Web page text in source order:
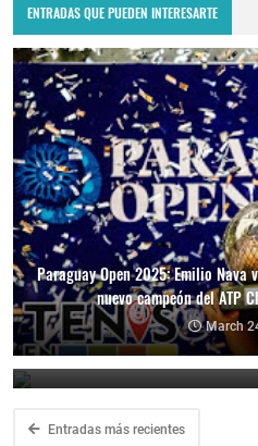
ENTRADAS QUE PUEDEN INTERESARTE
Paraguay Open 2025: Emilio Nava
nuevo campeón del ATP
March
Paraguay Open 2025: Thiago
en el ATP
March
Entradas más recientes